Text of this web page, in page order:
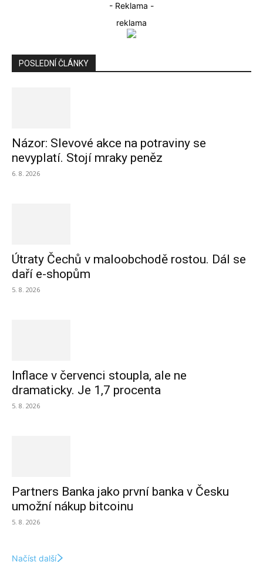
- Reklama -
reklama
POSLEDNÍ ČLÁNKY
Názor: Slevové akce na potraviny se
nevyplatí. Stojí mraky peněz
6. 8. 2026
Útraty Čechů v maloobchodě rostou. Dál se
daří e-shopům
5. 8. 2026
Inflace v červenci stoupla, ale ne
dramaticky. Je 1,7 procenta
5. 8. 2026
Partners Banka jako první banka v Česku
umožní nákup bitcoinu
5. 8. 2026
Načíst další